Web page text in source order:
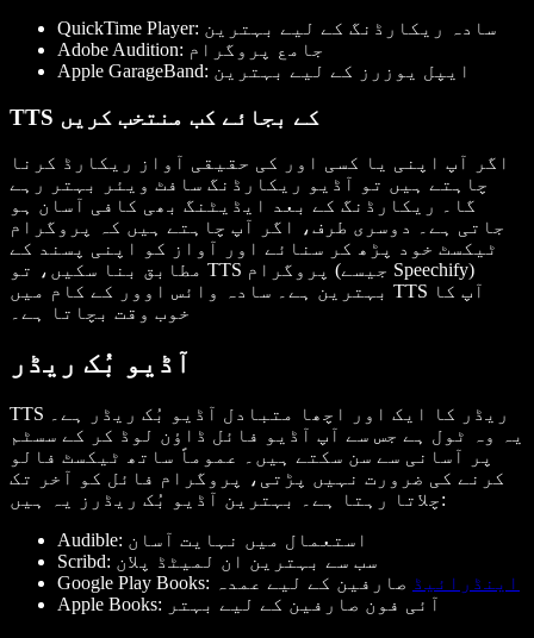
QuickTime Player: سادہ ریکارڈنگ کے لیے بہترین
Adobe Audition: جامع پروگرام
Apple GarageBand: ایپل یوزرز کے لیے بہترین
TTS کے بجائے کب منتخب کریں
اگر آپ اپنی یا کسی اور کی حقیقی آواز ریکارڈ کرنا
چاہتے ہیں تو آڈیو ریکارڈنگ سافٹ ویئر بہتر رہے
گا۔ ریکارڈنگ کے بعد ایڈیٹنگ بھی کافی آسان ہو
جاتی ہے۔ دوسری طرف، اگر آپ چاہتے ہیں کہ پروگرام
ٹیکسٹ خود پڑھ کر سنائے اور آواز کو اپنی پسند کے
مطابق بنا سکیں، تو TTS پروگرام (جیسے Speechify)
بہترین ہے۔ سادہ وائس اوور کے کام میں TTS آپ کا
خوب وقت بچاتا ہے۔
آڈیو بُک ریڈر
TTS ریڈر کا ایک اور اچھا متبادل آڈیو بُک ریڈر ہے۔
یہ وہ ٹول ہے جس سے آپ آڈیو فائل ڈاؤن لوڈ کر کے سسٹم
پر آسانی سے سن سکتے ہیں۔ عموماً ساتھ ٹیکسٹ فالو
کرنے کی ضرورت نہیں پڑتی، پروگرام فائل کو آخر تک
چلاتا رہتا ہے۔ بہترین آڈیو بُک ریڈرز یہ ہیں:
Audible: استعمال میں نہایت آسان
Scribd: سب سے بہترین ان لمیٹڈ پلان
Google Play Books:
اینڈرائیڈ صارفین کے لیے عمدہ
Apple Books: آئی فون صارفین کے لیے بہتر